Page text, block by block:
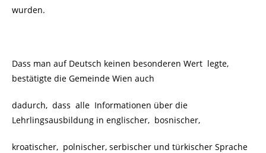
wurden.
Dass man auf Deutsch keinen besonderen Wert legte,
bestätigte die Gemeinde Wien auch
dadurch, dass alle Informationen über die
Lehrlingsausbildung in englischer, bosnischer,
kroatischer, polnischer, serbischer und türkischer Sprache